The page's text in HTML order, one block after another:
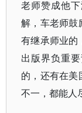
老师赞成他
解，车老师鼓
有继承师业的
出版界负重
的，还有在美
不一，都能人